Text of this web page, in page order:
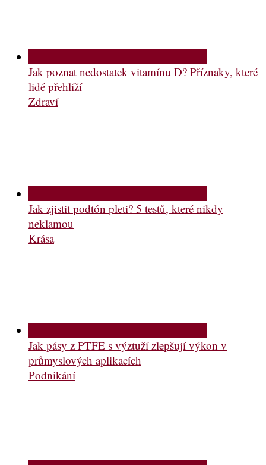
Jak poznat nedostatek vitamínu D? Příznaky, které
lidé přehlíží
Zdraví
Jak zjistit podtón pleti? 5 testů, které nikdy
neklamou
Krása
Jak pásy z PTFE s výztuží zlepšují výkon v
průmyslových aplikacích
Podnikání